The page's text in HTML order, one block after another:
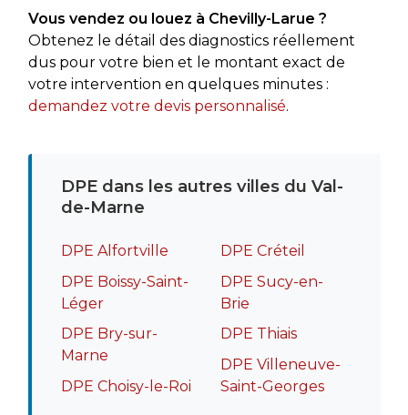
Vous vendez ou louez à Chevilly-Larue ?
Obtenez le détail des diagnostics réellement
dus pour votre bien et le montant exact de
votre intervention en quelques minutes :
demandez votre devis personnalisé.
DPE dans les autres villes du Val-
de-Marne
DPE Alfortville
DPE Boissy-Saint-
Léger
DPE Bry-sur-
Marne
DPE Choisy-le-Roi
DPE Créteil
DPE Sucy-en-
Brie
DPE Thiais
DPE Villeneuve-
Saint-Georges